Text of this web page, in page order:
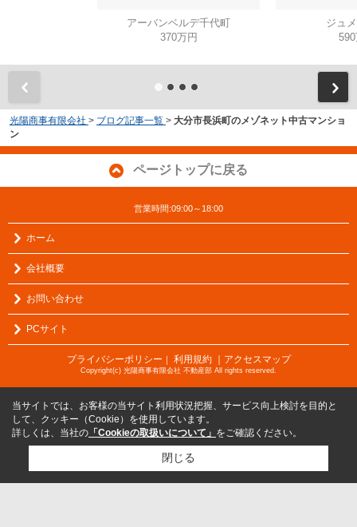
アーバンベルデ千代町
370万円
ジュ
光陽商事有限会社 > ブログ記事一覧 > 大分市長浜町のメゾネット中古マンショ
ン
ページトップに戻る
営業時間:09:00～18:00
ホーム
会社概要
お問い合わせ
PCサイト
プライバシーポリシー ｜ 利用規約 ｜アクセスマップ
Copyright(c) 光陽商事有限会社 不動産部 All rights reserved.
当サイトでは、お客様の当サイト利用状況把握、サービス向上検討を目的と
して、クッキー（Cookie）を使用しています。
詳しくは、当社の 「Cookieの取扱いについて」 をご確認ください。
閉じる